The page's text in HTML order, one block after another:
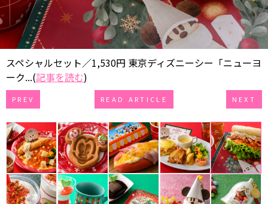
スペシャルセット／1,530円 東京ディズニーシー「ニューヨ
ーク...(記事を読む)
PREV READ ARTICLE NEXT